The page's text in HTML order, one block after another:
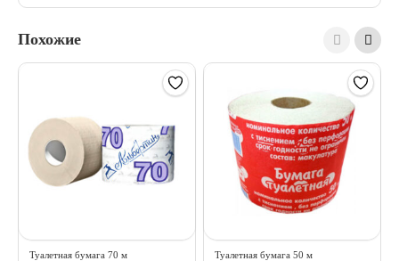
Похожие
Туалетная бумага 70 м
Туалетная бумага 50 м